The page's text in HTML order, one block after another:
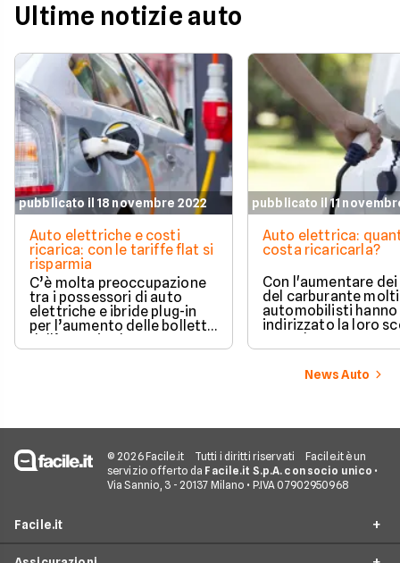
Ultime notizie auto
pubblicato il 18 novembre 2022
Auto elettriche e costi
ricarica: con le tariffe flat si
risparmia
C’è molta preoccupazione
tra i possessori di auto
elettriche e ibride plug-in
per l’aumento delle bollette
dell’energia che
inevitabilmente ricade sui
ampiamente conveniente.
pubblicato il 11
Auto elettrica:
costa ricaricarla?
Con l'aumentare
del carburante molti
automobilisti hanno
indirizzato la loro
verso le auto a zero
emissioni, ma
anche il caro
spontaneo
conveniente e quali
News Auto
© 2026 Facile.it Tutti i diritti riservati
Facile.it è un
servizio offerto da Facile.it S.p.A. con socio unico •
Via Sannio, 3 - 20137 Milano • P.IVA 07902950968
Facile.it